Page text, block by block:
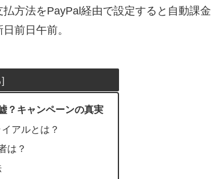
方法をPayPal経由で設定すると自動課金
前日午前。
？キャンペーンの真実
アルとは？
は？